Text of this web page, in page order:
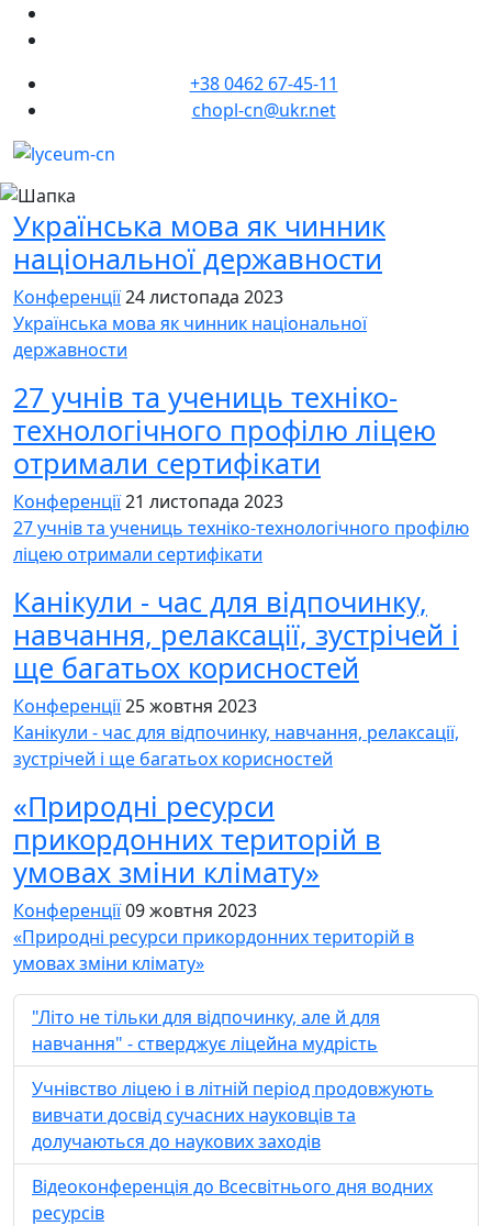
+38 0462 67-45-11
chopl-cn@ukr.net
Українська мова як чинник
національної державности
Конференції24 листопада 2023
Українська мова як чинник національної
державности
27 учнів та учениць техніко-
технологічного профілю ліцею
отримали сертифікати
Конференції21 листопада 2023
27 учнів та учениць техніко-технологічного профілю
ліцею отримали сертифікати
Канікули - час для відпочинку,
навчання, релаксації, зустрічей і
ще багатьох корисностей
Конференції25 жовтня 2023
Канікули - час для відпочинку, навчання, релаксації,
зустрічей і ще багатьох корисностей
«Природні ресурси
прикордонних територій в
умовах зміни клімату»
Конференції09 жовтня 2023
«Природні ресурси прикордонних територій в
умовах зміни клімату»
"Літо не тільки для відпочинку, але й для
навчання" - стверджує ліцейна мудрість
Учнівство ліцею і в літній період продовжують
вивчати досвід сучасних науковців та
долучаються до наукових заходів
Відеоконференція до Всесвітнього дня водних
ресурсів